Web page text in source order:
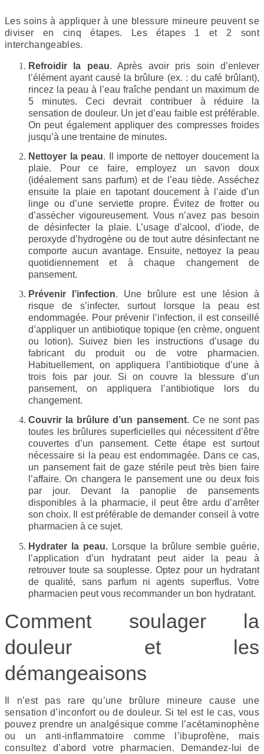
Les soins à appliquer à une blessure mineure peuvent se
diviser en cinq étapes. Les étapes 1 et 2 sont
interchangeables.
Refroidir la peau. Après avoir pris soin d’enlever
l’élément ayant causé la brûlure (ex. : du café brûlant),
rincez la peau à l’eau fraîche pendant un maximum de
5 minutes. Ceci devrait contribuer à réduire la
sensation de douleur. Un jet d’eau faible est préférable.
On peut également appliquer des compresses froides
jusqu’à une trentaine de minutes.
Nettoyer la peau. Il importe de nettoyer doucement la
plaie. Pour ce faire, employez un savon doux
(idéalement sans parfum) et de l’eau tiède. Asséchez
ensuite la plaie en tapotant doucement à l’aide d’un
linge ou d’une serviette propre. Évitez de frotter ou
d’assécher vigoureusement. Vous n’avez pas besoin
de désinfecter la plaie. L’usage d’alcool, d’iode, de
peroxyde d’hydrogène ou de tout autre désinfectant ne
comporte aucun avantage. Ensuite, nettoyez la peau
quotidiennement et à chaque changement de
pansement.
Prévenir l’infection. Une brûlure est une lésion à
risque de s’infecter, surtout lorsque la peau est
endommagée. Pour prévenir l’infection, il est conseillé
d’appliquer un antibiotique topique (en crème, onguent
ou lotion). Suivez bien les instructions d’usage du
fabricant du produit ou de votre pharmacien.
Habituellement, on appliquera l’antibiotique d’une à
trois fois par jour. Si on couvre la blessure d’un
pansement, on appliquera l’antibiotique lors du
changement.
Couvrir la brûlure d’un pansement. Ce ne sont pas
toutes les brûlures superficielles qui nécessitent d’être
couvertes d’un pansement. Cette étape est surtout
nécessaire si la peau est endommagée. Dans ce cas,
un pansement fait de gaze stérile peut très bien faire
l’affaire. On changera le pansement une ou deux fois
par jour. Devant la panoplie de pansements
disponibles à la pharmacie, il peut être ardu d’arrêter
son choix. Il est préférable de demander conseil à votre
pharmacien à ce sujet.
Hydrater la peau. Lorsque la brûlure semble guérie,
l’application d’un hydratant peut aider la peau à
retrouver toute sa souplesse. Optez pour un hydratant
de qualité, sans parfum ni agents superflus. Votre
pharmacien peut vous recommander un bon hydratant.
Comment soulager la
douleur et les
démangeaisons
Il n’est pas rare qu’une brûlure mineure cause une
sensation d’inconfort ou de douleur. Si tel est le cas, vous
pouvez prendre un analgésique comme l’acétaminophène
ou un anti-inflammatoire comme l’ibuprofène, mais
consultez d’abord votre pharmacien. Demandez-lui de